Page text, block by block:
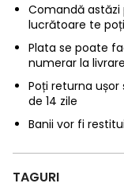
Comandă astăzi
lucrătoare te
Plata se poate
numerar la
Poți returna
de 14 zile
Banii vor fi
TAGURI